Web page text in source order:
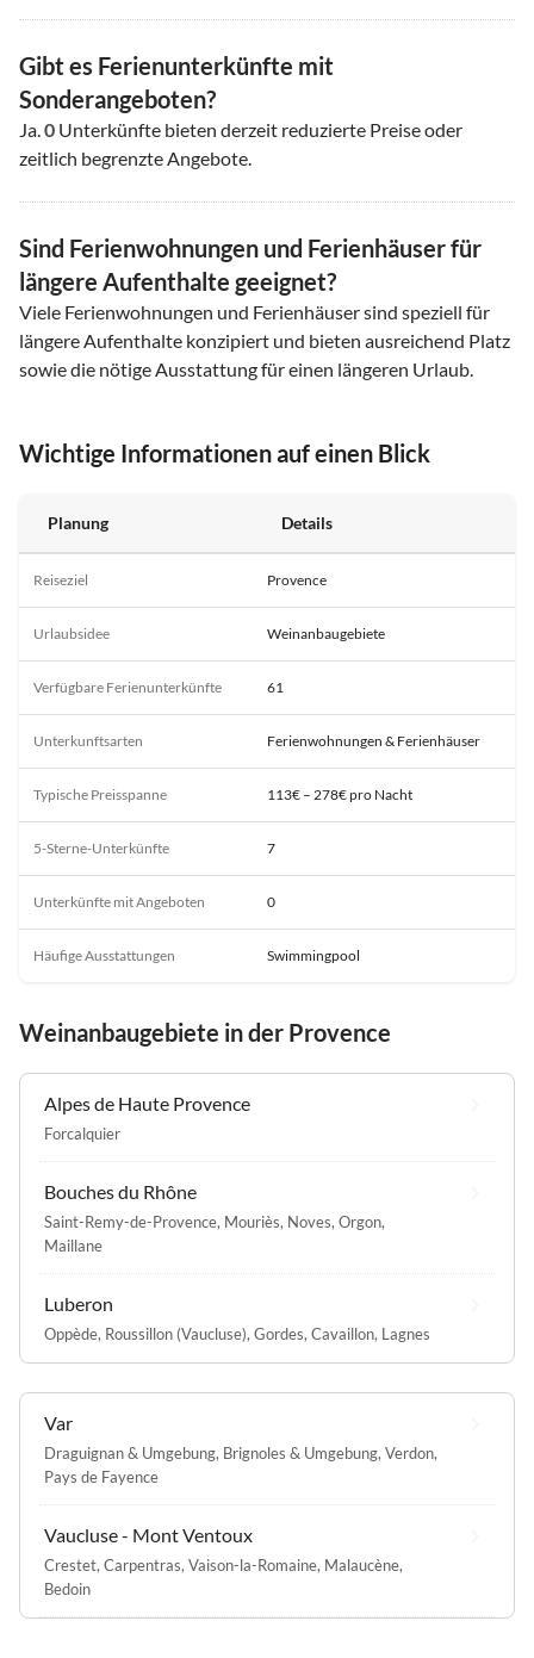
Gibt es Ferienunterkünfte mit
Sonderangeboten?
Ja.0 Unterkünfte bieten derzeit reduzierte Preise oder
zeitlich begrenzte Angebote.
Sind Ferienwohnungen und Ferienhäuser für
längere Aufenthalte geeignet?
Viele Ferienwohnungen und Ferienhäuser sind speziell für
längere Aufenthalte konzipiert und bieten ausreichend Platz
sowie die nötige Ausstattung für einen längeren Urlaub.
Wichtige Informationen auf einen Blick
Planung Details
Reiseziel Provence
Urlaubsidee Weinanbaugebiete
Verfügbare Ferienunterkünfte 61
Unterkunftsarten Ferienwohnungen & Ferienhäuser
Typische Preisspanne 113€ – 278€ pro Nacht
5-Sterne-Unterkünfte 7
Unterkünfte mit Angeboten 0
Häufige Ausstattungen Swimmingpool
Weinanbaugebiete in der Provence
Alpes de Haute Provence
Forcalquier
Bouches du Rhône
Saint-Remy-de-Provence, Mouriès, Noves, Orgon,
Maillane
Luberon
Oppède, Roussillon (Vaucluse), Gordes, Cavaillon, Lagnes
Var
Draguignan & Umgebung, Brignoles & Umgebung, Verdon,
Pays de Fayence
Vaucluse - Mont Ventoux
Crestet, Carpentras, Vaison-la-Romaine, Malaucène,
Bedoin